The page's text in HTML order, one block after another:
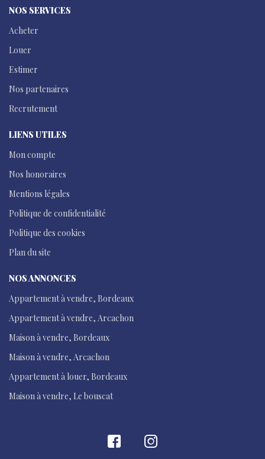
NOS SERVICES
Acheter
Louer
Estimer
Nos partenaires
Recrutement
LIENS UTILES
Mon compte
Nos honoraires
Mentions légales
Politique de confidentialité
Politique des cookies
Plan du site
NOS ANNONCES
Appartement à vendre, Bordeaux
Appartement à vendre, Arcachon
Maison à vendre, Bordeaux
Maison à vendre, Arcachon
Appartement à louer, Bordeaux
Maison à vendre, Le bouscat